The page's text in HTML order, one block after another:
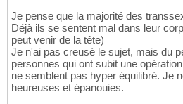
Je pense que la majorité des
Déjà ils se sentent mal dans leur
peut venir de la tête)
Je n'ai pas creusé le sujet, mais du
personnes qui ont subit une
ne semblent pas hyper équilibré. Je
heureuses et épanouies.